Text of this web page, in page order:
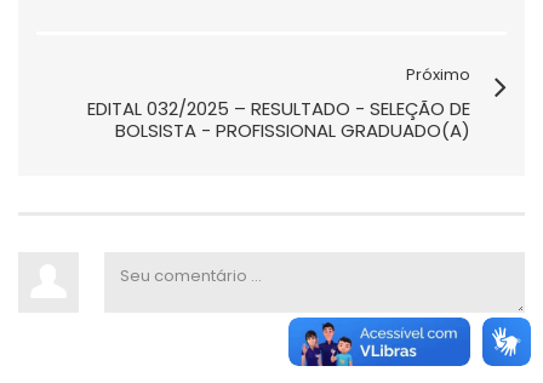
Próximo
EDITAL 032/2025 – RESULTADO - SELEÇÃO DE
BOLSISTA - PROFISSIONAL GRADUADO(A)